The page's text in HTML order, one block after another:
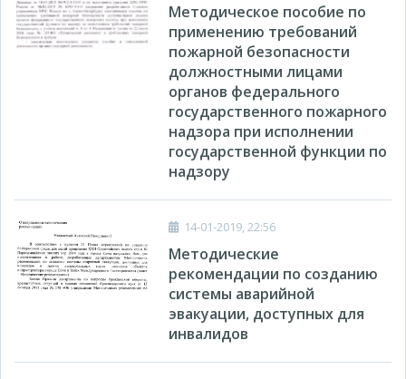
Методическое пособие по
применению требований
пожарной безопасности
должностными лицами
органов федерального
государственного пожарного
надзора при исполнении
государственной функции по
надзору
14-01-2019, 22:56
Методические
рекомендации по созданию
системы аварийной
эвакуации, доступных для
инвалидов